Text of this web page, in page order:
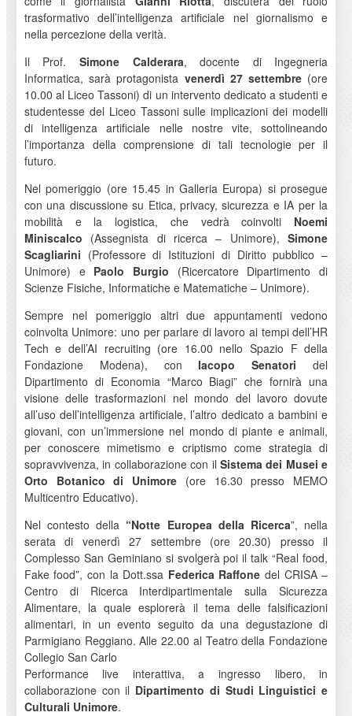
trasformativo dell’intelligenza artificiale nel giornalismo e
nella percezione della verità.
Il Prof. Simone Calderara, docente di Ingegneria
Informatica, sarà protagonista venerdì 27 settembre(ore
10.00 al Liceo Tassoni) di un intervento dedicato a studenti e
studentesse del Liceo Tassoni sulle implicazioni dei modelli
di intelligenza artificiale nelle nostre vite, sottolineando
l’importanza della comprensione di tali tecnologie per il
futuro.
Nel pomeriggio (ore 15.45 in Galleria Europa) si prosegue
con una discussione su Etica, privacy, sicurezza e IA per la
mobilità e la logistica, che vedrà coinvolti Noemi
Miniscalco (Assegnista di ricerca – Unimore),Simone
Scagliarini (Professore di Istituzioni di Diritto pubblico –
Unimore) e Paolo Burgio (Ricercatore Dipartimento di
Scienze Fisiche, Informatiche e Matematiche – Unimore).
Sempre nel pomeriggio altri due appuntamenti vedono
coinvolta Unimore: uno per parlare di lavoro ai tempi dell’HR
Tech e dell’AI recruiting (ore 16.00 nello Spazio F della
Fondazione Modena), conIacopo Senatori del
Dipartimento di Economia “Marco Biagi” che fornirà una
visione delle trasformazioni nel mondo del lavoro dovute
all’uso dell’intelligenza artificiale, l’altro dedicato a bambini e
giovani, con un’immersione nel mondo di piante e animali,
per conoscere mimetismo e criptismo come strategia di
sopravvivenza, in collaborazione con il Sistema dei Musei e
Orto Botanico di Unimore (ore 16.30 presso MEMO
Multicentro Educativo).
Nel contesto della “Notte Europea della Ricerca”, nella
serata di venerdì 27 settembre (ore 20.30) presso il
Complesso San Geminiano si svolgerà poi il talk “Real food,
Fake food”, con la Dott.ssa Federica Raffonedel CRISA –
Centro di Ricerca Interdipartimentale sulla Sicurezza
Alimentare, la quale esplorerà il tema delle falsificazioni
alimentari, in un evento seguito da una degustazione di
Parmigiano Reggiano. Alle 22.00 al Teatro della Fondazione
Collegio San Carlo
Performance live interattiva, a ingresso libero, in
collaborazione con il Dipartimento di Studi Linguistici e
Culturali Unimore.